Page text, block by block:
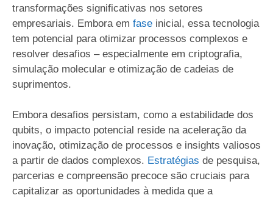
transformações significativas nos setores
empresariais. Embora em fase inicial, essa tecnologia
tem potencial para otimizar processos complexos e
resolver desafios – especialmente em criptografia,
simulação molecular e otimização de cadeias de
suprimentos.
Embora desafios persistam, como a estabilidade dos
qubits, o impacto potencial reside na aceleração da
inovação, otimização de processos e insights valiosos
a partir de dados complexos. Estratégias de pesquisa,
parcerias e compreensão precoce são cruciais para
capitalizar as oportunidades à medida que a